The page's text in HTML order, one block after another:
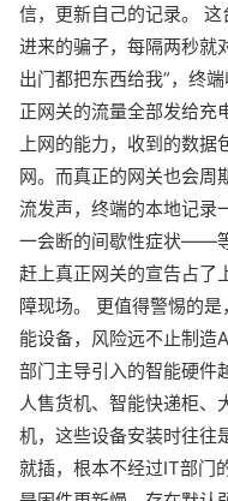
信，更新自己的记录。
进来的骗子，每隔两秒就
出门都把东西给我”，终
正网关的流量全部发给充
上网的能力，收到的数
网。而真正的网关也会周
流发声，终端的本地记录
一会断的间歇性症状——
赶上真正网关的宣告占了
障现场。 更值得警惕的
能设备，风险远不止制造
部门主导引入的智能硬件
人售货机、智能快递柜、
机，这些设备安装时往往
就插，根本不经过IT部门